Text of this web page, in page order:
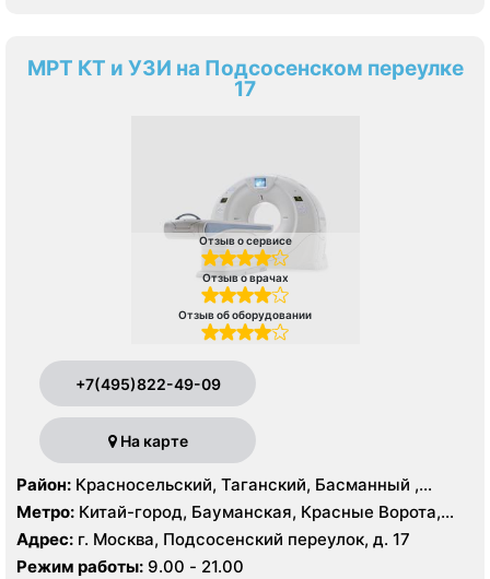
МРТ КТ и УЗИ на Подсосенском переулке
17
Отзыв о сервисе
Отзыв о врачах
Отзыв об оборудовании
+7(495)822-49-09
На карте
Район: Красносельский, Таганский, Басманный ,
Тверской
Метро: Китай-город, Бауманская, Красные Ворота,
Кузнецкий мост, Курская, Лубянка, Площадь Ильича,
Сретенский бульвар, Таганская, Чкаловская
Адрес: г. Москва, Подсосенский переулок, д. 17
Режим работы: 9.00 - 21.00